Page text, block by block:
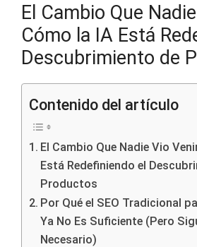
El Cambio Que
Cómo la IA Está
Descubrimiento de
Contenido del artículo
El Cambio Que Nadie Vio
Está Redefiniendo el
Productos
Por Qué el SEO Tradicional
Ya No Es Suficiente (Pero
Necesario)